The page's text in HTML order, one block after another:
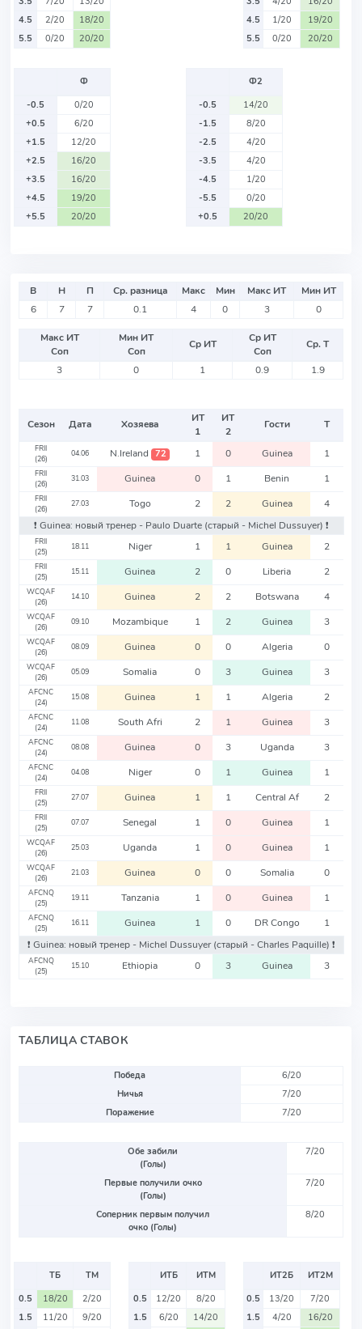
4.5
2/20
18/20
5.5
0/20 20/20
4.5
1/20
19/20
5.5
0/20 20/20
Ф
-0.5
0/20
+0.5
6/20
+1.5
12/20
+2.5
16/20
+3.5
16/20
+4.5
19/20
+5.5
20/20
Ф2
-0.5
14/20
-1.5
8/20
-2.5
4/20
-3.5
4/20
-4.5
1/20
-5.5
0/20
+0.5
20/20
В Н П Ср. разница Макс Мин Макс ИТ
Мин ИТ
6
7 7 0.1 4 0 3 0
Макс ИТ
Соп
Мин ИТ
Соп
Ср ИТ
Ср ИТ
Соп
Ср. Т
3
0 1 0.9 1.9
Сезон Дата Хозяева
ИТ
1
ИТ
2
Гости Т
FRII
(26)
04.06 N.Ireland 72 1 0 Guinea 1
FRII
(26)
31.03 Guinea 0 1 Benin 1
FRII
(26)
27.03 Togo 2 2 Guinea
4
❗️ Guinea: новый тренер - Paulo Duarte (старый - Michel Dussuyer) ❗️
FRII
(25)
18.11 Niger 1 1 Guinea 2
FRII
(25)
15.11 Guinea 2 0 Liberia 2
WCQAF
(26)
14.10 Guinea 2 2 Botswana 4
WCQAF
(26)
09.10 Mozambique 1 2 Guinea 3
WCQAF
(26)
08.09 Guinea 0 0 Algeria 0
WCQAF
(26)
05.09 Somalia 0 3 Guinea 3
AFCNC
(24)
15.08 Guinea 1 1 Algeria 2
AFCNC
(24)
11.08 South Afri 2 1 Guinea 3
AFCNC
(24)
08.08 Guinea 0 3 Uganda 3
AFCNC
(24)
04.08 Niger 0 1 Guinea 1
FRII
(25)
27.07 Guinea 1 1 Central Af 2
FRII
(25)
07.07 Senegal 1 0 Guinea 1
WCQAF
(26)
25.03 Uganda 1 0 Guinea 1
WCQAF
(26)
21.03 Guinea 0 0 Somalia 0
AFCNQ
(25)
19.11 Tanzania 1 0 Guinea 1
AFCNQ
(25)
16.11 Guinea 1 0 DR Congo
1
❗️ Guinea: новый тренер - Michel Dussuyer(старый - Charles Paquille) ❗️
AFCNQ
(25)
15.10 Ethiopia 0 3 Guinea 3
ТАБЛИЦА СТАВОК
Победа
6/20
Ничья
7/20
Поражение
7/20
Обе забили
(Голы)
7/20
Первые получили очко
(Голы)
7/20
Соперник первым получил
очко (Голы)
8/20
ТБ
ТМ
0.5
18/20
2/20
1.5
11/20
9/20
ИТБ
ИТМ
0.5
12/20
8/20
1.5
6/20
14/20
ИТ2Б
ИТ2М
0.5
13/20
7/20
1.5
4/20
16/20